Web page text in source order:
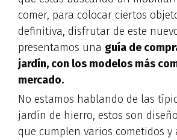
comer, para colocar ciertos
definitiva, disfrutar de este
presentamos una guía de
jardín, con los modelos más
mercado.
No estamos hablando de las
jardín de hierro, estos son
que cumplen varios cometidos y